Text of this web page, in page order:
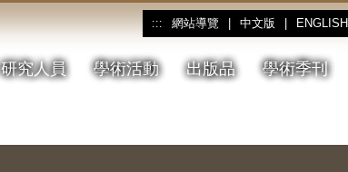
::: 網站導覽 中文版 ENGLISH
研究人員 學術活動 出版品 學術季刊